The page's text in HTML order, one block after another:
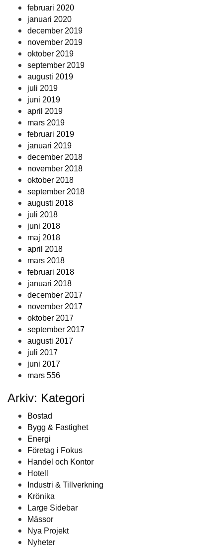
februari 2020
januari 2020
december 2019
november 2019
oktober 2019
september 2019
augusti 2019
juli 2019
juni 2019
april 2019
mars 2019
februari 2019
januari 2019
december 2018
november 2018
oktober 2018
september 2018
augusti 2018
juli 2018
juni 2018
maj 2018
april 2018
mars 2018
februari 2018
januari 2018
december 2017
november 2017
oktober 2017
september 2017
augusti 2017
juli 2017
juni 2017
mars 556
Arkiv: Kategori
Bostad
Bygg & Fastighet
Energi
Företag i Fokus
Handel och Kontor
Hotell
Industri & Tillverkning
Krönika
Large Sidebar
Mässor
Nya Projekt
Nyheter